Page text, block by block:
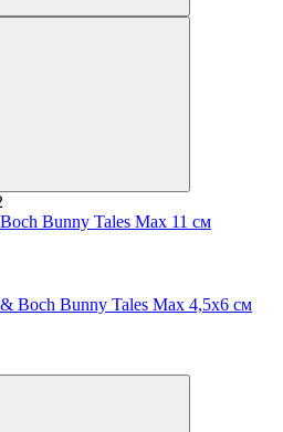
Bunny Tales Max 11 см